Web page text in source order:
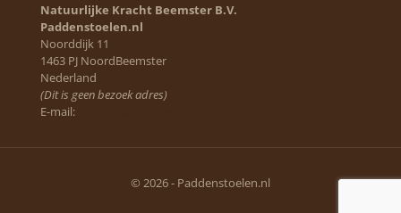
Natuurlijke Kracht Beemster B.V.
Paddenstoelen.nl
Noorddijk 11
1463 PJ NoordBeemster
Nederland
(Dit is geen bezoek adres)
E-mail:
© 2026 - Paddenstoelen.nl